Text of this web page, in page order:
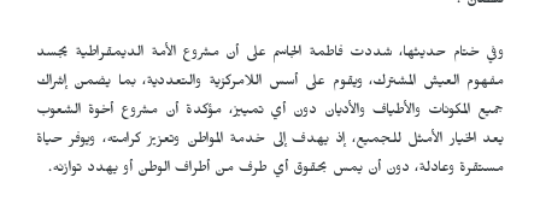
وفي ختام حديثها، شددت فاطمة الجاسم على أن مشروع الأمة الديمقراطية يجسد
مفهوم العيش المشترك، ويقوم على أسس اللامركزية والتعددية، بما يضمن إشراك
جميع المكونات والأطياف والأديان دون أي تمييز، مؤكدة أن مشروع أخوة الشعوب
يعد الخيار الأمثل للجميع، إذ يهدف إلى خدمة المواطن وتعزيز كرامته، ويوفر حياة
مستقرة وعادلة، دون أن يمس بحقوق أي طرف من أطراف الوطن أو يهدد توازنه.